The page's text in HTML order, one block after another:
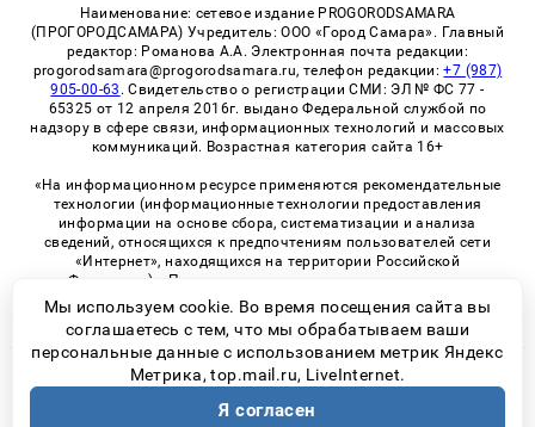
Наименование: сетевое издание PROGORODSAMARA
(ПРОГОРОДСАМАРА) Учредитель: ООО «Город Самара». Главный
редактор: Романова А.А. Электронная почта редакции:
progorodsamara@progorodsamara.ru, телефон редакции:+7 (987)
905-00-63 . Свидетельство о регистрации СМИ: ЭЛ № ФС 77 -
65325 от 12 апреля 2016г. выдано Федеральной службой по
надзору в сфере связи, информационных технологий и массовых
коммуникаций. Возрастная категория сайта 16+
«На информационном ресурсе применяются рекомендательные
технологии (информационные технологии предоставления
информации на основе сбора, систематизации и анализа
сведений, относящихся к предпочтениям пользователей сети
«Интернет», находящихся на территории Российской
Федерации)». Правила применения рекомендательных
технологий в виджетах рекламно-обменной сети
«СМИ2» (PDF)
© 2026 «ProGorodSamara» | Все права защищены
Возрастная категория сайта 16+
Мы используем cookie. Во время посещения сайта вы
соглашаетесь с тем, что мы обрабатываем ваши
персональные данные с использованием метрик Яндекс
Метрика, top.mail.ru, LiveInternet.
Я согласен